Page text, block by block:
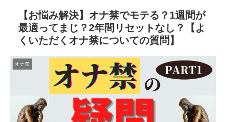
【お悩み解決】オナ禁でモテる？1週間が
最適ってまじ？2年間リセットなし？【よ
くいただくオナ禁についての質問】
オナ禁